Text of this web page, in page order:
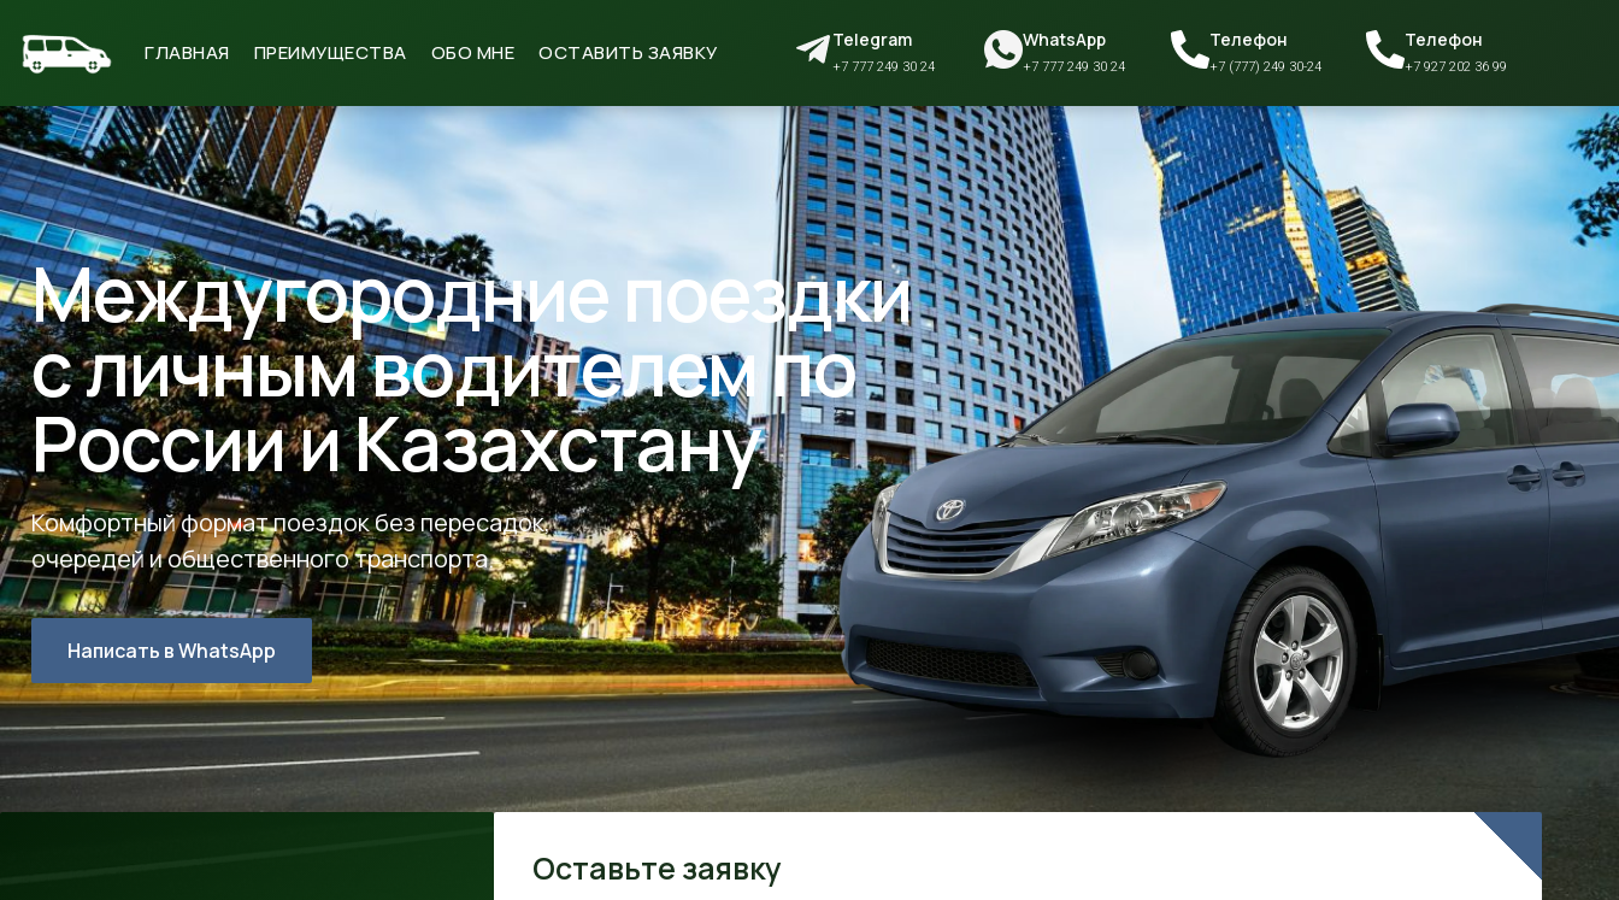
ГЛАВНАЯ ПРЕИМУЩЕСТВА ОБО МНЕ ОСТАВИТЬ ЗАЯВКУ
Telegram
+7 777 249 30 24
WhatsApp
+7 777 249 30 24
Телефон
+7 (777) 249 30-24
Телефон
+7 927 202 36 99
Междугородние поездки
с личным водителем по
России и Казахстану
Комфортный формат поездок без пересадок,
очередей и общественного транспорта.
Написать в WhatsApp
Оставьте заявку